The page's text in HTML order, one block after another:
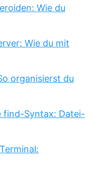
Wie du
Wie du mit
organisierst du
find-Syntax: Datei-